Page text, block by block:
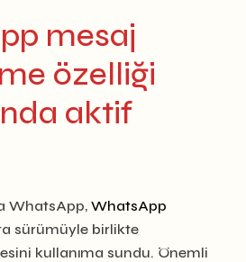
mesaj
özelliği
aktif
WhatsApp,WhatsApp
sürümüyle birlikte
kullanıma sundu. Önemli